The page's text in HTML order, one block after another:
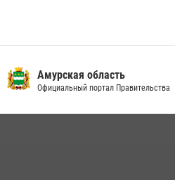
28 июля 2026, 09:01 3
Амурская область
Официальный портал Правительства